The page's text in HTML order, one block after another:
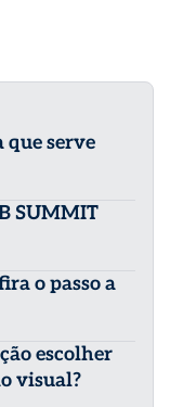
que serve
SUMMIT
o passo a
escolher
visual?